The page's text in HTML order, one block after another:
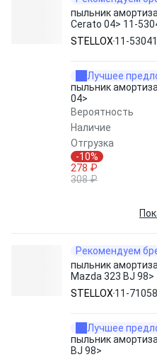
пыльник
Cerato 04> 11-
STELLOX 11-
Лучшее
пыльник
04>
Вероятность
Наличие
Отгрузка
-10%
278 ₽
308 ₽
Рекомендуем
пыльник
Mazda 323 BJ 98>
STELLOX 11-
Лучшее
пыльник
BJ 98>